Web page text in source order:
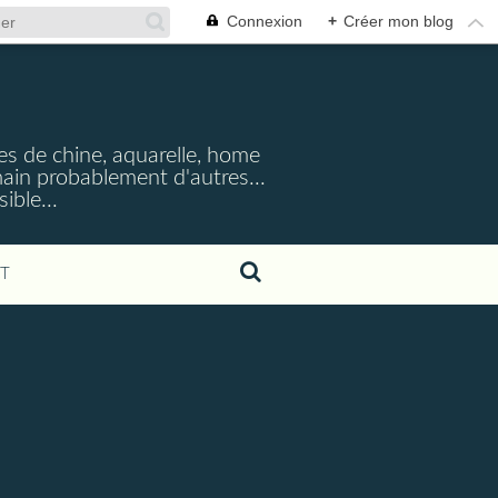
Connexion + Créer mon blog
de chine, aquarelle, home
probablement d'autres...